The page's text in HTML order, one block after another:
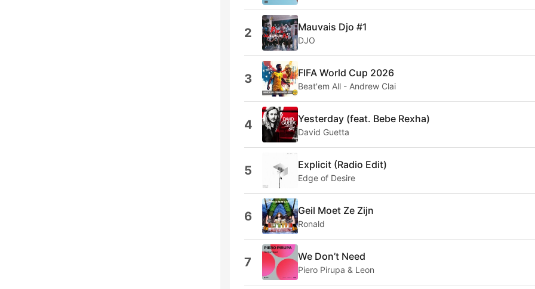
2 Mauvais Djo #1
DJO
3 FIFA World Cup 2026
Beat'em All - Andrew Clai
4 Yesterday (feat. Bebe Rexha)
David Guetta
5 Explicit (Radio Edit)
Edge of Desire
6 Geil Moet Ze Zijn
Ronald
7 We Don’t Need
Piero Pirupa & Leon